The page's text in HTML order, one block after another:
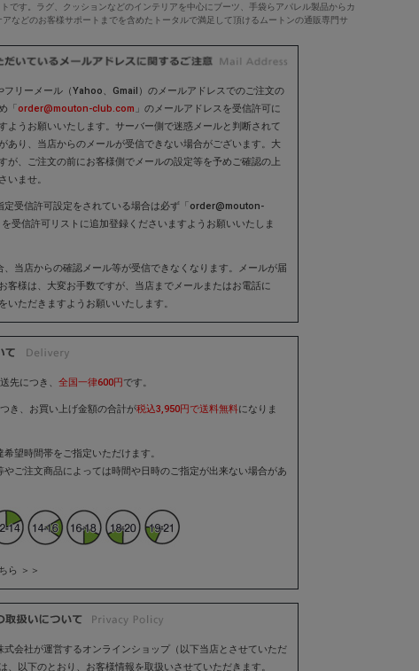
です。ラグ、クッションなどのインテリアを中心にブーツ、手袋らアパレル製品からカ
などのお客様サポートまでを含めたトータルで満足して頂けるムートンの通販専門サ
フリーメール（Yahoo、Gmail）のメールアドレスでのご注文の
「 order@mouton-club.com 」のメールアドレスを受信許可に
すようお願いいたします。サーバー側で迷惑メールと判断されて
あり、当店からのメールが受信できない場合がございます。大
が、ご注文の前にお客様側でメールの設定等を予めご確認の上
いませ。
定受信許可設定をされている場合は必ず「order@mouton-
受信許可リストに追加登録くださいますようお願いいたしま
、当店からの確認メール等が受信できなくなります。メールが届
客様は、大変お手数ですが、当店までメールまたはお電話に
いただきますようお願いいたします。
先につき、 全国一律600円 です。
き、お買い上げ金額の合計が税込3,950円で送料無料になりま
望時間帯をご指定いただけます。
やご注文商品によっては時間や日時のご指定が出来ない場合があ
ら ＞＞
式会社が運営するオンラインショップ（以下当店とさせていただ
、以下のとおり、お客様情報を取扱いさせていただきます。